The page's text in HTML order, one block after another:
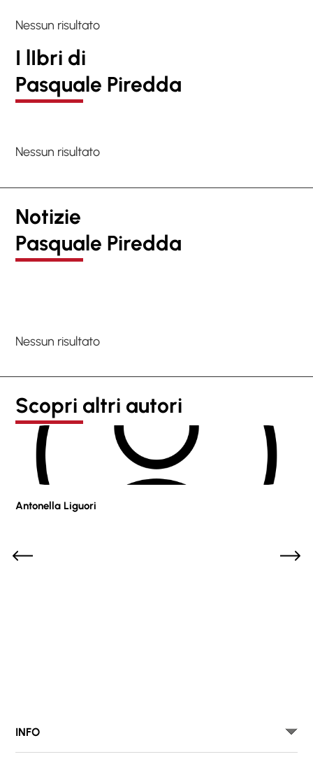
Nessun risultato
I lIbri di
Pasquale Piredda
Nessun risultato
Notizie
Pasquale Piredda
Nessun risultato
Scopri altri autori
Antonella Liguori
INFO